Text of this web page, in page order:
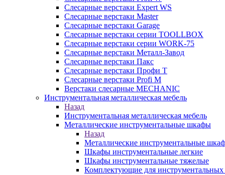
Слесарные верстаки Expert WS
Слесарные верстаки Master
Слесарные верстаки Garage
Слесарные верстаки серии TOOLLBOX
Слесарные верстаки серии WORK-75
Слесарные верстаки Металл-Завод
Слесарные верстаки Пакс
Слесарные верстаки Профи Т
Слесарные верстаки Profi M
Верстаки слесарные MECHANIC
Инструментальная металлическая мебель
Назад
Инструментальная металлическая мебель
Металлические инструментальные шкафы
Назад
Металлические инструментальные
Шкафы инструментальные легкие
Шкафы инструментальные тяжелые
Комплектующие для